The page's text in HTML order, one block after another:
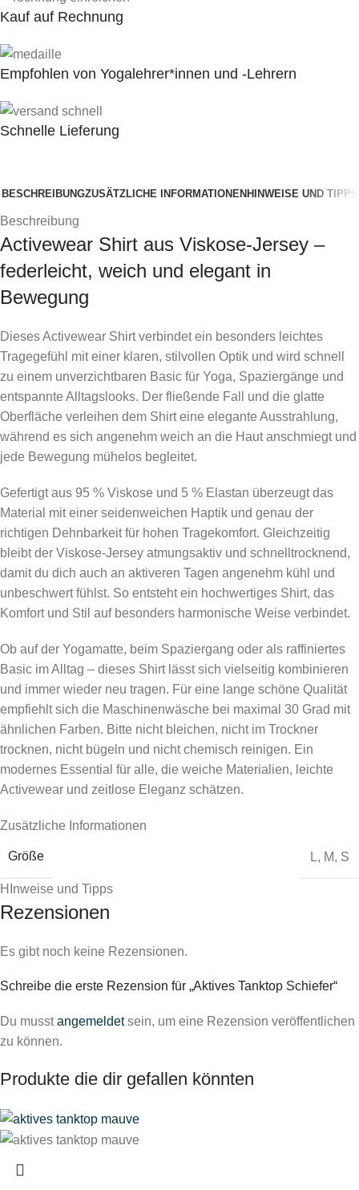
Kauf auf Rechnung
Empfohlen von Yogalehrer*innen und -Lehrern
Schnelle Lieferung
BESCHREIBUNGZUSÄTZLICHE INFORMATIONEN HINWEISE UND TIPPS
Beschreibung
Activewear Shirt aus Viskose-Jersey –
federleicht, weich und elegant in
Bewegung
Dieses Activewear Shirt verbindet ein besonders leichtes
Tragegefühl mit einer klaren, stilvollen Optik und wird schnell
zu einem unverzichtbaren Basic für Yoga, Spaziergänge und
entspannte Alltagslooks. Der fließende Fall und die glatte
Oberfläche verleihen dem Shirt eine elegante Ausstrahlung,
während es sich angenehm weich an die Haut anschmiegt und
jede Bewegung mühelos begleitet.
Gefertigt aus 95 % Viskose und 5 % Elastan überzeugt das
Material mit einer seidenweichen Haptik und genau der
richtigen Dehnbarkeit für hohen Tragekomfort. Gleichzeitig
bleibt der Viskose-Jersey atmungsaktiv und schnelltrocknend,
damit du dich auch an aktiveren Tagen angenehm kühl und
unbeschwert fühlst. So entsteht ein hochwertiges Shirt, das
Komfort und Stil auf besonders harmonische Weise verbindet.
Ob auf der Yogamatte, beim Spaziergang oder als raffiniertes
Basic im Alltag – dieses Shirt lässt sich vielseitig kombinieren
und immer wieder neu tragen. Für eine lange schöne Qualität
empfiehlt sich die Maschinenwäsche bei maximal 30 Grad mit
ähnlichen Farben. Bitte nicht bleichen, nicht im Trockner
trocknen, nicht bügeln und nicht chemisch reinigen. Ein
modernes Essential für alle, die weiche Materialien, leichte
Activewear und zeitlose Eleganz schätzen.
Zusätzliche Informationen
Größe L, M, S
HInweise und Tipps
Rezensionen
Es gibt noch keine Rezensionen.
Schreibe die erste Rezension für „Aktives Tanktop Schiefer“
Du musstangemeldetsein, um eine Rezension veröffentlichen
zu können.
Produkte die dir gefallen könnten